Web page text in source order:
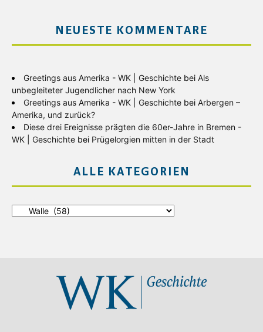
NEUESTE KOMMENTARE
Greetings aus Amerika - WK | Geschichte bei Als
unbegleiteter Jugendlicher nach New York
Greetings aus Amerika - WK | Geschichte bei Arbergen –
Amerika, und zurück?
Diese drei Ereignisse prägten die 60er-Jahre in Bremen -
WK | Geschichte bei Prügelorgien mitten in der Stadt
ALLE KATEGORIEN